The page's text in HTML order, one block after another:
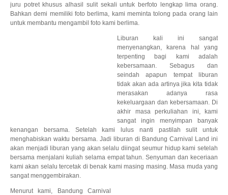
juru potret khusus alhasil sulit sekali untuk berfoto lengkap lima orang.
Bahkan demi memiliki foto berlima, kami meminta tolong pada orang lain
untuk membantu mengambil foto kami berlima.
Liburan kali ini sangat
menyenangkan, karena hal yang
terpenting bagi kami adalah
kebersamaan. Sebagus dan
seindah apapun tempat liburan
tidak akan ada artinya jika kita tidak
merasakan adanya rasa
kekeluargaan dan kebersamaan. Di
akhir masa perkuliahan ini, kami
sangat ingin menyimpan banyak
kenangan bersama. Setelah kami lulus nanti pastilah sulit untuk
menghabiskan waktu bersama. Jadi liburan di Bandung Carnival Land ini
akan menjadi liburan yang akan selalu diingat seumur hidup kami setelah
bersama menjalani kuliah selama empat tahun. Senyuman dan keceriaan
kami akan selalu tercetak di benak kami masing masing. Masa muda yang
sangat menggembirakan.
Menurut kami, Bandung Carnival